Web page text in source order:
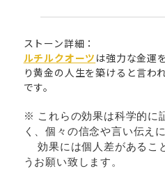
ストーン詳細：
ルチルクオーツ は強力な金運
り黄金の人生を築けると言わ
です。
※ これらの効果は科学的に
く、個々の信念や言い伝え
効果には個人差があるこ
うお願い致します。